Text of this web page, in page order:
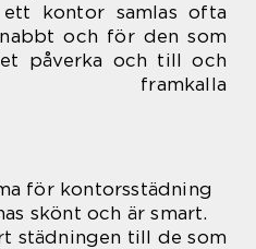
kontor samlas ofta
och för den som
påverka och till och
för kontorsstädning
skönt och är smart.
städningen till de som